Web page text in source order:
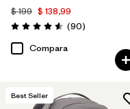
$ 199 $ 138,99
Valoración: 4.6 / 5
(90Comentarios
)
Compara
Best Seller